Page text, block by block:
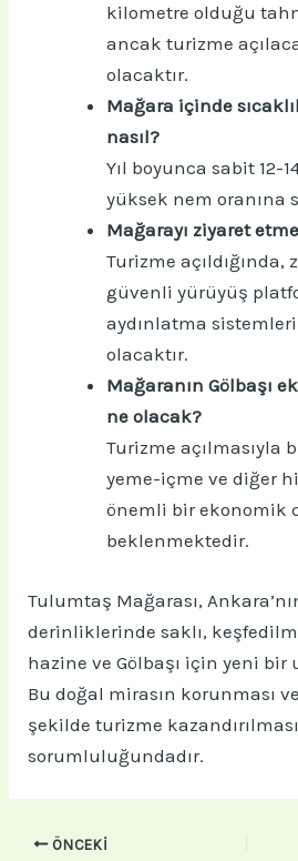
kilometre olduğu
ancak turizme
olacaktır.
Mağara içinde
nasıl?
Yıl boyunca sabit 12-
yüksek nem oranına
Mağarayı ziyaret
Turizme
güvenli yürüyüş
aydınlatma
olacaktır.
Mağaranın Gölbaşı
ne olacak?
Turizme açılmasıyla
yeme-içme ve diğer
önemli bir ekonomik
beklenmektedir.
Tulumtaş Mağarası,
derinliklerinde saklı,
hazine ve Gölbaşı için yeni bir
Bu doğal mirasın korunması
şekilde turizme
sorumluluğundadır.
ÖNCEKI